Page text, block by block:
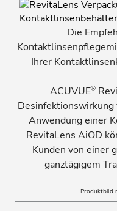
Die
Ihrer
ACUVUE®
Desinfektionswirkung
Anwendung einer
RevitaLens AiOD
Kunden von einer
ganztägigem
Produktbild